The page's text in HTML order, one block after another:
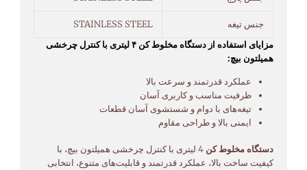
جنس تیغه
STAINLESS STEEL
مزایای استفاده از دستگاه مخلوط کن ۴ لیتری با کنترل چرخشی
همیلتون بیچ:
عملکرد قدرتمند و سرعت بالا
ظرفیت مناسب و کاربری آسان
تیغه‌های با دوام و شستشوی آسان قطعات
ایمنی بالا و طراحی مقاوم
دستگاه مخلوط کن
4 لیتری با کنترل چرخشی همیلتون بیچ، با
کیفیت ساخت بالا، عملکرد قدرتمند و قابلیت‌های متنوع، انتخابی